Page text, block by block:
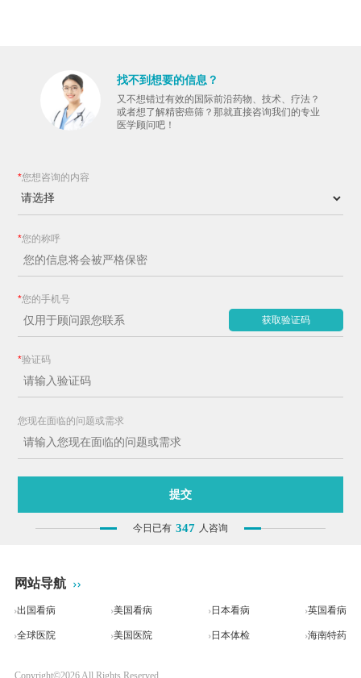
找不到想要的信息？
又不想错过有效的国际前沿药物、技术、疗法？
或者想了解精密癌筛？那就直接咨询我们的专业
医学顾问吧！
*您想咨询的内容
*您的称呼
*您的手机号
获取验证码
*验证码
您现在面临的问题或需求
提交
今日已有 347 人咨询
网站导航
出国看病
全球医院
美国看病
美国医院
日本看病
日本体检
英国看病
海南特药
Copyright©2026All Rights Reserved